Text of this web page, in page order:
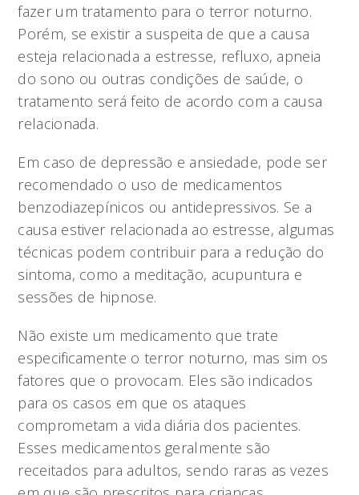
fazer um tratamento para o terror noturno.
Porém, se existir a suspeita de que a causa
esteja relacionada a estresse, refluxo, apneia
do sono ou outras condições de saúde, o
tratamento será feito de acordo com a causa
relacionada.
Em caso de depressão e ansiedade, pode ser
recomendado o uso de medicamentos
benzodiazepínicos ou antidepressivos. Se a
causa estiver relacionada ao estresse, algumas
técnicas podem contribuir para a redução do
sintoma, como a meditação, acupuntura e
sessões de hipnose.
Não existe um medicamento que trate
especificamente o terror noturno, mas sim os
fatores que o provocam. Eles são indicados
para os casos em que os ataques
comprometam a vida diária dos pacientes.
Esses medicamentos geralmente são
receitados para adultos, sendo raras as vezes